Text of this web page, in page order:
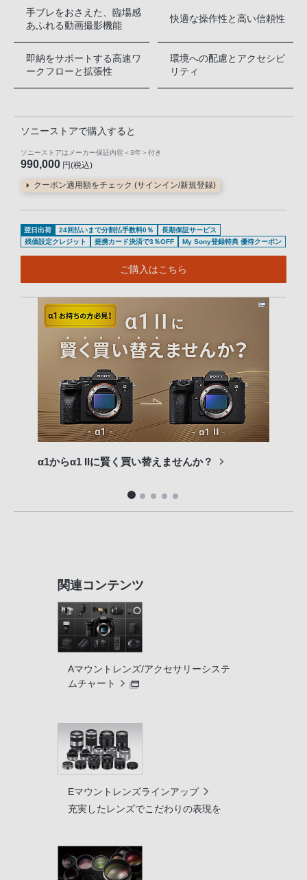
手ブレをおさえた、臨場感
あふれる動画撮影機能
快適な操作性と高い信頼性
即納をサポートする高速ワ
ークフローと拡張性
環境への配慮とアクセシビ
リティ
ソニーストアで購入すると
ソニーストアはメーカー保証内容 ＜3年＞ 付き
990,000 円(税込)
クーポン適用額をチェック (サインイン/新規登録)
翌日出荷 24回払いまで分割払手数料0％
長期保証サービス
残価設定クレジット
提携カード決済で3％OFF My Sony登録特典 優待クーポン
ご購入はこちら
α1からα1 IIに賢く買い替えませんか？
関連コンテンツ
Aマウントレンズ/アクセサリーシステ
ムチャート
Eマウントレンズラインアップ
充実したレンズでこだわりの表現を